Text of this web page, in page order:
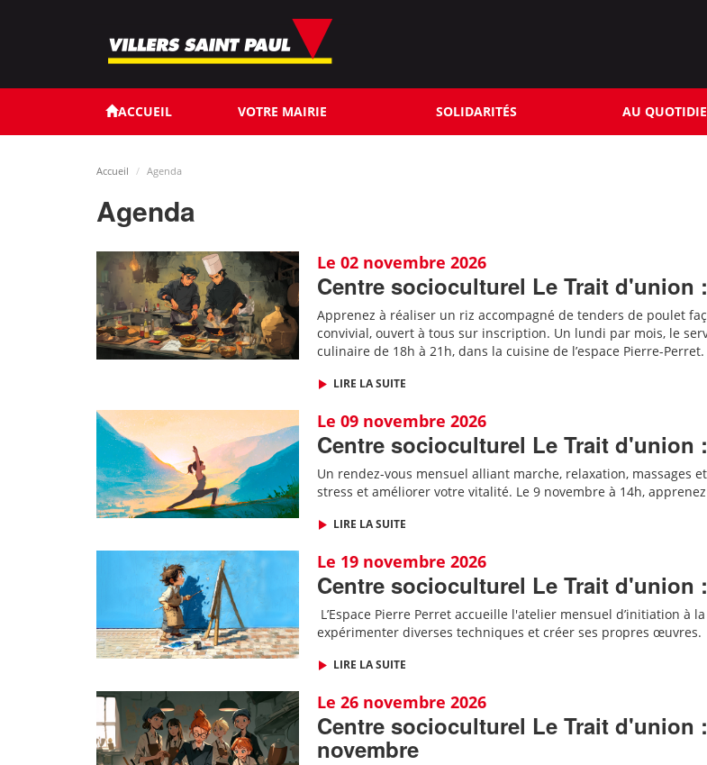
ACCUEIL VOTRE MAIRIE SOLIDARITÉS AU
Accueil Agenda
Agenda
Le 02 novembre 2026
Centre socioculturel Le Trait d'union
Apprenez à réaliser un riz accompagné de tenders de poulet
convivial, ouvert à tous sur inscription. Un lundi par mois, le
culinaire de 18h à 21h, dans la cuisine de l’espace Pierre-Perret.
LIRE LA SUITE
Le 09 novembre 2026
Centre socioculturel Le Trait d'union
Un rendez-vous mensuel alliant marche, relaxation, massages
stress et améliorer votre vitalité. Le 9 novembre à 14h,
LIRE LA SUITE
Le 19 novembre 2026
Centre socioculturel Le Trait
L’Espace Pierre Perret accueille l'atelier mensuel d’initiation à
expérimenter diverses techniques et créer ses propres œuvres.
LIRE LA SUITE
Le 26 novembre 2026
Centre socioculturel Le Trait d'union
novembre